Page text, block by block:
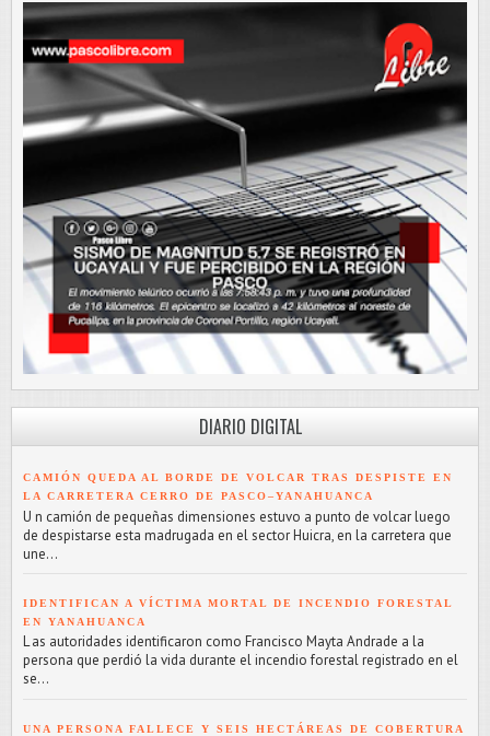
DIARIO DIGITAL
CAMIÓN QUEDA AL BORDE DE VOLCAR TRAS DESPISTE EN
LA CARRETERA CERRO DE PASCO–YANAHUANCA
U n camión de pequeñas dimensiones estuvo a punto de volcar luego
de despistarse esta madrugada en el sector Huicra, en la carretera que
une...
IDENTIFICAN A VÍCTIMA MORTAL DE INCENDIO FORESTAL
EN YANAHUANCA
L as autoridades identificaron como Francisco Mayta Andrade a la
persona que perdió la vida durante el incendio forestal registrado en el
se...
UNA PERSONA FALLECE Y SEIS HECTÁREAS DE COBERTURA